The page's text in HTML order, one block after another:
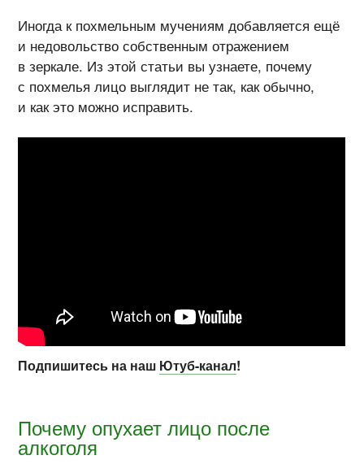
Иногда к похмельным мучениям добавляется ещё
и недовольство собственным отражением
в зеркале. Из этой статьи вы узнаете, почему
с похмелья лицо выглядит не так, как обычно,
и как это можно исправить.
Подпишитесь на наш Ютуб-канал!
Почему опухает лицо после
алкоголя